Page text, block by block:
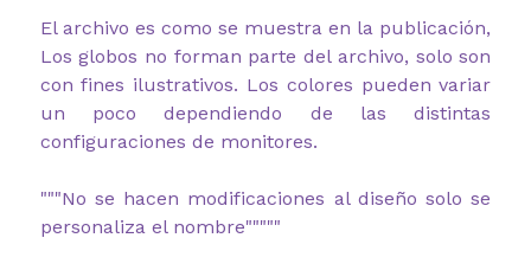
El archivo es como se muestra en la publicación,
Los globos no forman parte del archivo, solo son
con fines ilustrativos. Los colores pueden variar
un poco dependiendo de las distintas
configuraciones de monitores.
"""No se hacen modificaciones al diseño solo se
personaliza el nombre"""""